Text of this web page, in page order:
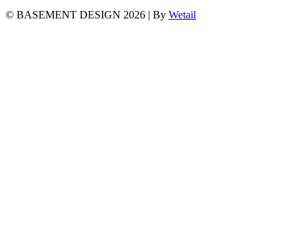
© BASEMENT DESIGN 2026 | By Wetail